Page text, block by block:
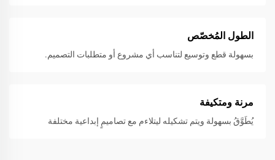
الطول المُخصّص
بسهولة قطع وتوسيع لتناسب أي مشروع أو متطلبات التصميم.
مرنة ومتكيفة
يُطَوَّقُ بسهولة ويتم تشكيله ليتلاءم مع تصاميمٍ إبداعية مختلفة